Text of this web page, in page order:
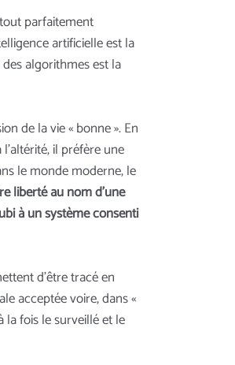
parfaitement
artificielle est la
algorithmes est la
de la vie « bonne ». En
il préfère une
le monde moderne, le
liberté au nom d’une
à un système consenti
d’être tracé en
acceptée voire, dans «
la fois le surveillé et le